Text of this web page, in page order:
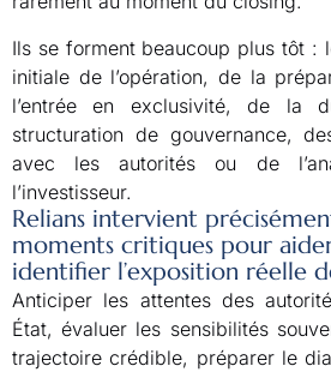
Ils se forment beaucoup plus tôt :
initiale de l’opération, de la
l’entrée en exclusivité, de la
structuration de gouvernance,
avec les autorités ou de
l’investisseur.
Relians intervient
moments critiques pour
identifier l’exposition réelle
Anticiper les attentes des
État, évaluer les sensibilités
trajectoire crédible, préparer le